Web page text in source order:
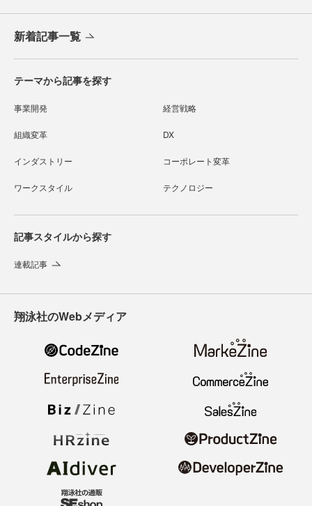
新着記事一覧
テーマから記事を探す
事業開発 経営戦略
組織変革 DX
インダストリー コーポレート変革
ワークスタイル テクノロジー
記事スタイルから探す
連載記事
翔泳社のWebメディア